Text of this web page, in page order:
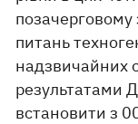
позачерговому
питань
надзвичайних
результатами
встановити з